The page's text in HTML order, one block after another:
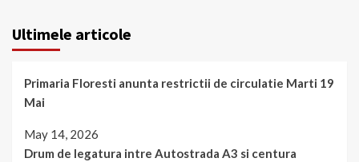
Ultimele articole
Primaria Floresti anunta restrictii de circulatie Marti 19
Mai
May 14, 2026
Drum de legatura intre Autostrada A3 si centura